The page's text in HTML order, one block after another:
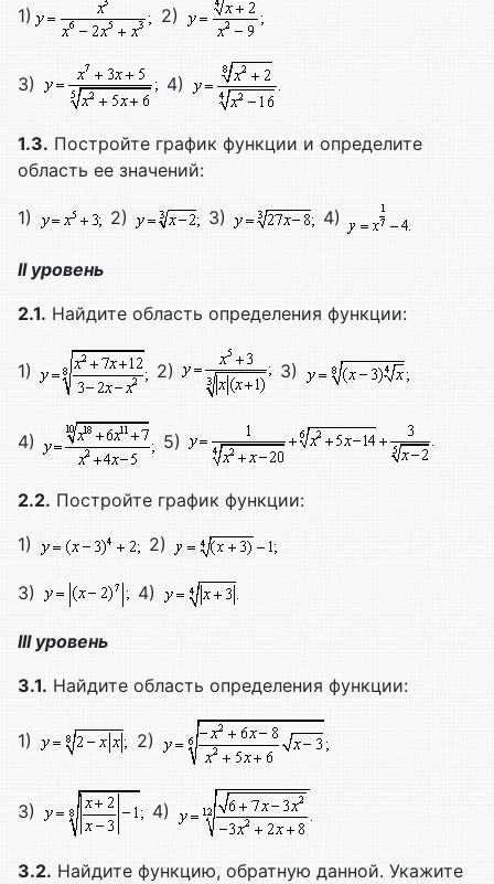
1) 2)
3) 4)
1.3. Постройте график функции и определите
область ее значений:
1) 2) 3) 4)
II уровень
2.1. Найдите область определения функции:
1) 2) 3)
4) 5)
2.2. Постройте график функции:
1)
2)
3) 4)
III уровень
3.1. Найдите область определения функции:
1) 2)
3) 4)
3.2. Найдите функцию, обратную данной. Укажите